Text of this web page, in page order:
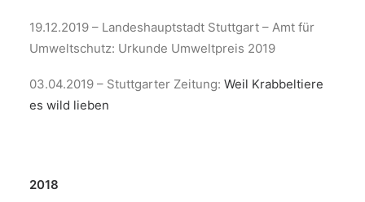
19.12.2019 – Landeshauptstadt Stuttgart – Amt für
Umweltschutz: Urkunde Umweltpreis 2019
03.04.2019 – Stuttgarter Zeitung: Weil Krabbeltiere
es wild lieben
2018